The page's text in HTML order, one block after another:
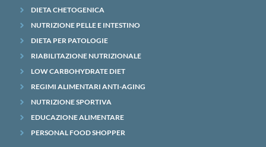
DIETA CHETOGENICA
NUTRIZIONE PELLE E INTESTINO
DIETA PER PATOLOGIE
RIABILITAZIONE NUTRIZIONALE
LOW CARBOHYDRATE DIET
REGIMI ALIMENTARI ANTI-AGING
NUTRIZIONE SPORTIVA
EDUCAZIONE ALIMENTARE
PERSONAL FOOD SHOPPER